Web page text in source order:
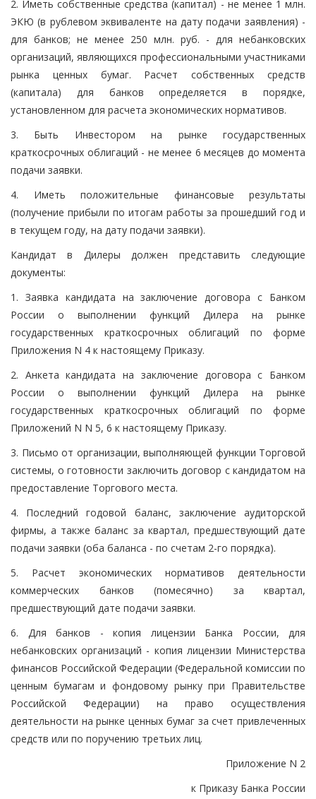
2. Иметь собственные средства (капитал) - не менее 1 млн.
ЭКЮ (в рублевом эквиваленте на дату подачи заявления) -
для банков; не менее 250 млн. руб. - для небанковских
организаций, являющихся профессиональными участниками
рынка ценных бумаг. Расчет собственных средств
(капитала) для банков определяется в порядке,
установленном для расчета экономических нормативов.
3. Быть Инвестором на рынке государственных
краткосрочных облигаций - не менее 6 месяцев до момента
подачи заявки.
4. Иметь положительные финансовые результаты
(получение прибыли по итогам работы за прошедший год и
в текущем году, на дату подачи заявки).
Кандидат в Дилеры должен представить следующие
документы:
1. Заявка кандидата на заключение договора с Банком
России о выполнении функций Дилера на рынке
государственных краткосрочных облигаций по форме
Приложения N 4 к настоящему Приказу.
2. Анкета кандидата на заключение договора с Банком
России о выполнении функций Дилера на рынке
государственных краткосрочных облигаций по форме
Приложений N N 5, 6 к настоящему Приказу.
3. Письмо от организации, выполняющей функции Торговой
системы, о готовности заключить договор с кандидатом на
предоставление Торгового места.
4. Последний годовой баланс, заключение аудиторской
фирмы, а также баланс за квартал, предшествующий дате
подачи заявки (оба баланса - по счетам 2-го порядка).
5. Расчет экономических нормативов деятельности
коммерческих банков (помесячно) за квартал,
предшествующий дате подачи заявки.
6. Для банков - копия лицензии Банка России, для
небанковских организаций - копия лицензии Министерства
финансов Российской Федерации (Федеральной комиссии по
ценным бумагам и фондовому рынку при Правительстве
Российской Федерации) на право осуществления
деятельности на рынке ценных бумаг за счет привлеченных
средств или по поручению третьих лиц.
Приложение N 2
к Приказу Банка России